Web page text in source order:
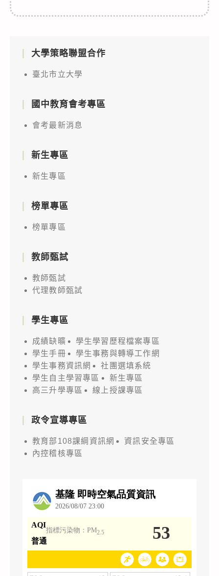
大學策略聯盟合作
臺北市立大學
國中教育會考專區
會考最新消息
新生專區
新生專區
榜單專區
榜單專區
教師甄試
教師甄試
代理教師甄試
學生專區
成績缺曠
學生學習歷程檔案專區
學生手冊
學生事務與轉導工作網
學生事務資訊網
社團選填系統
學生自主學習專區
新生專區
高三升學專區
線上授課專區
政令宣導專區
教育部108課綱資訊網
資訊安全專區
內控稽核專區